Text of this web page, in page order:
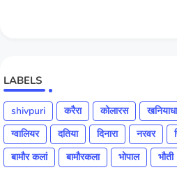
LABELS
shivpuri करैरा कोलारस
ग्वालियर
दतिया दिनारा नरवर
बामौर कलां
बामौरकला भोपाल भौती